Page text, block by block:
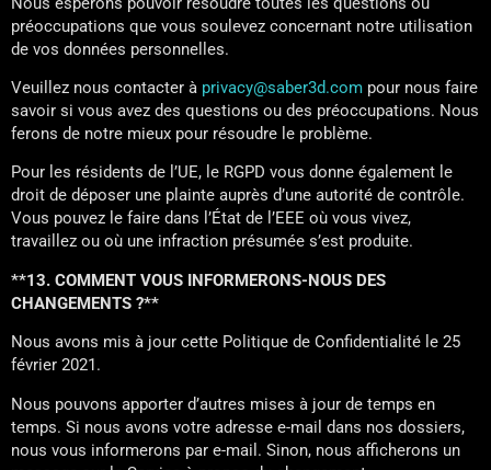
préoccupations que vous soulevez concernant notre utilisation
de vos données personnelles.
Veuillez nous contacter à privacy@saber3d.com pour nous faire
savoir si vous avez des questions ou des préoccupations. Nous
ferons de notre mieux pour résoudre le problème.
Pour les résidents de l’UE, le RGPD vous donne également le
droit de déposer une plainte auprès d’une autorité de contrôle.
Vous pouvez le faire dans l’État de l’EEE où vous vivez,
travaillez ou où une infraction présumée s’est produite.
**13. COMMENT VOUS INFORMERONS-NOUS DES
CHANGEMENTS ?**
Nous avons mis à jour cette Politique de Confidentialité le 25
février 2021.
Nous pouvons apporter d’autres mises à jour de temps en
temps. Si nous avons votre adresse e-mail dans nos dossiers,
nous vous informerons par e-mail. Sinon, nous afficherons un